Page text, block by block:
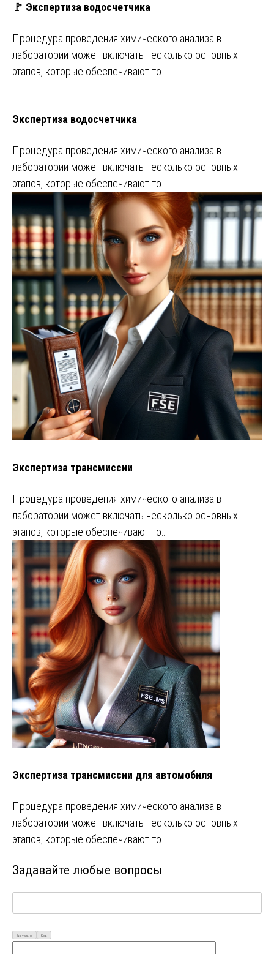
🚩 Экспертиза водосчетчика
Процедура проведения химического анализа в
лаборатории может включать несколько основных
этапов, которые обеспечивают то…
Экспертиза водосчетчика
Процедура проведения химического анализа в
лаборатории может включать несколько основных
этапов, которые обеспечивают то…
Экспертиза трансмиссии
Процедура проведения химического анализа в
лаборатории может включать несколько основных
этапов, которые обеспечивают то…
Экспертиза трансмиссии для автомобиля
Процедура проведения химического анализа в
лаборатории может включать несколько основных
этапов, которые обеспечивают то…
Задавайте любые вопросы
Визуально Код